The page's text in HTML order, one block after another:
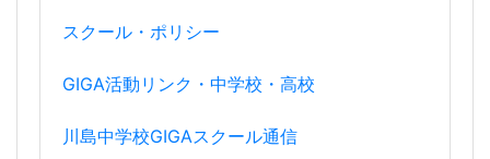
スクール・ポリシー
GIGA活動リンク・中学校・高校
川島中学校GIGAスクール通信